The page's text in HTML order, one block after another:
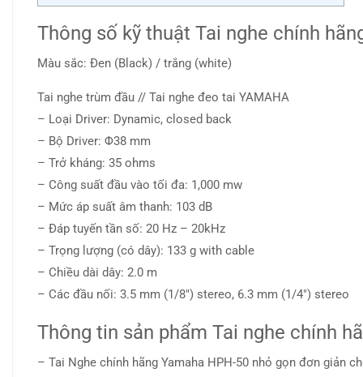
Thông số kỹ thuật Tai nghe chính
Màu sắc: Đen (Black) / trắng (white)
Tai nghe trùm đầu // Tai nghe đeo tai YAMAHA
– Loại Driver: Dynamic, closed back
– Bộ Driver: Φ38 mm
– Trở kháng: 35 ohms
– Công suất đầu vào tối đa: 1,000 mw
– Mức áp suất âm thanh: 103 dB
– Đáp tuyến tần số: 20 Hz – 20kHz
– Trọng lượng (có dây): 133 g with cable
– Chiều dài dây: 2.0 m
– Các đầu nối: 3.5 mm (1/8″) stereo, 6.3 mm (1/4″) stereo
Thông tin sản phẩm Tai nghe chính
– Tai Nghe chính hãng Yamaha HPH-50 nhỏ gọn đơn giản